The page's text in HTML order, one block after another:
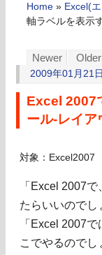
Home » Excel(
軸ラベルを表示
Newer Older
2009年01月21
Excel 2007
ール-レイア
対象：Excel2007
「Excel 2007
たらいいのでし
「Excel 2007
こでやるのでし